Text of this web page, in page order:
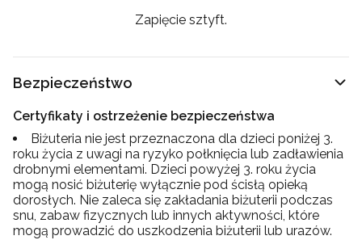
Zapięcie sztyft.
Bezpieczeństwo
Certyfikaty i ostrzeżenie bezpieczeństwa
Biżuteria nie jest przeznaczona dla dzieci poniżej 3.
roku życia z uwagi na ryzyko połknięcia lub zadławienia
drobnymi elementami. Dzieci powyżej 3. roku życia
mogą nosić biżuterię wyłącznie pod ścisłą opieką
dorosłych. Nie zaleca się zakładania biżuterii podczas
snu, zabaw fizycznych lub innych aktywności, które
mogą prowadzić do uszkodzenia biżuterii lub urazów.